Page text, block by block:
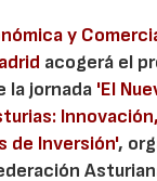
y
acogerá el
la jornada 'El
de Inversión',